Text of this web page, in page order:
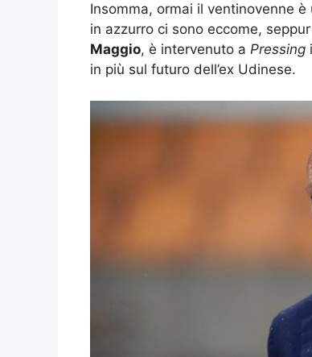
Insomma, ormai il ventinovenne
in azzurro ci sono eccome,
Maggio, è intervenuto a Pressing
in più sul futuro dell’ex Udinese.